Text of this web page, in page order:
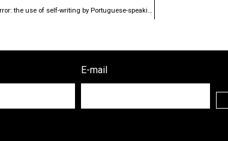
SPECULUM – Filming and looking at oneself in the mirror: the use of self-writing by Portuguese-speaking documentary filmmakers
E-mail